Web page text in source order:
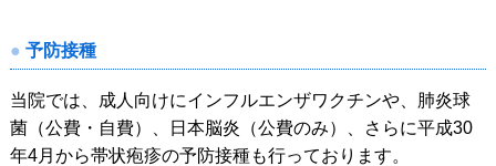
予防接種
当院では、成人向けにインフルエンザワクチンや、肺炎球
菌（公費・自費）、日本脳炎（公費のみ）、さらに平成30
年4月から帯状疱疹の予防接種も行っております。